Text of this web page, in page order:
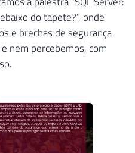
do tapete?”, onde
e brechas de segurança
nem percebemos, com